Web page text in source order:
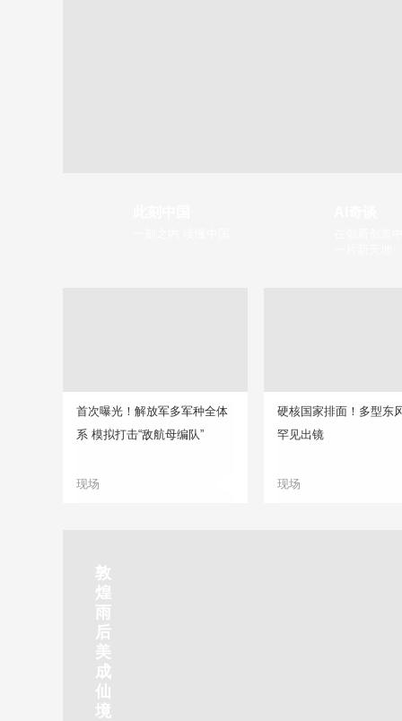
首次曝光！解放军多军种全体
系 模拟打击“敌航母编队”
现场
硬核国家排面！多型东
罕见出镜
现场
静赏京娘湖
京娘湖位于邯郸武安市口上村北，常年平均气温19摄氏度，夏
吉
林
市
北
山
公
园
云
探
古
北
水
镇
南
京
玄
武
湖
景
区
焦
作
红
石
峡
秦
皇
岛
金
梦
海
湾
剑
川
下
梅
岭
瀑
布
烟
雨
齐
云
山
敦
煌
雨
后
美
成
仙
境